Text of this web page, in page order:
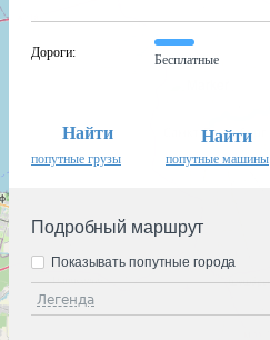
Дороги:
Бесплатные
Найти
попутные грузы
Найти
попутные машины
Подробный маршрут
Легенда
Показывать попутные города